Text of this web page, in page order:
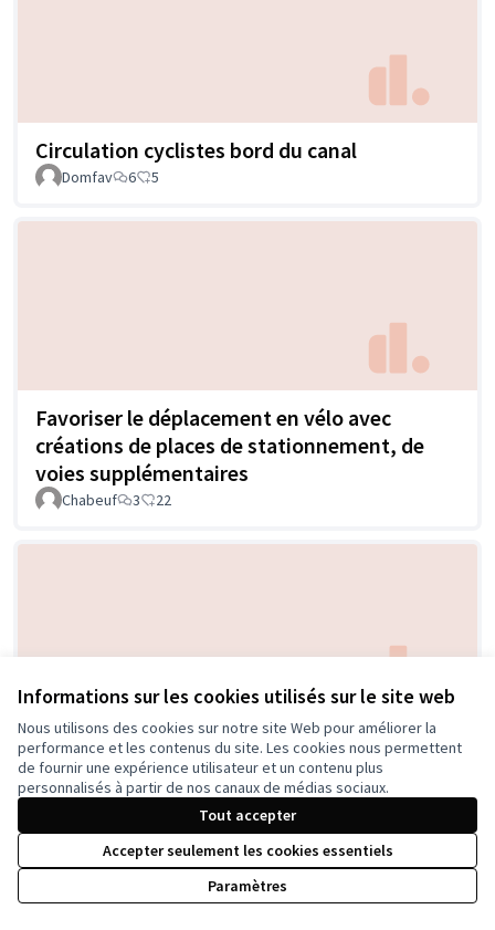
Informations sur les cookies utilisés sur le site web
Nous utilisons des cookies sur notre site Web pour améliorer la
performance et les contenus du site. Les cookies nous permettent
de fournir une expérience utilisateur et un contenu plus
personnalisés à partir de nos canaux de médias sociaux.
Tout accepter
Accepter seulement les cookies essentiels
Paramètres
Circulation cyclistes bord du canal
Domfav 6 5
Favoriser le déplacement en vélo avec
créations de places de stationnement, de
voies supplémentaires
Chabeuf 3 22
Améliorer les continuités des pistes et des
bandes cyclables
Gabriel Durand 4 10